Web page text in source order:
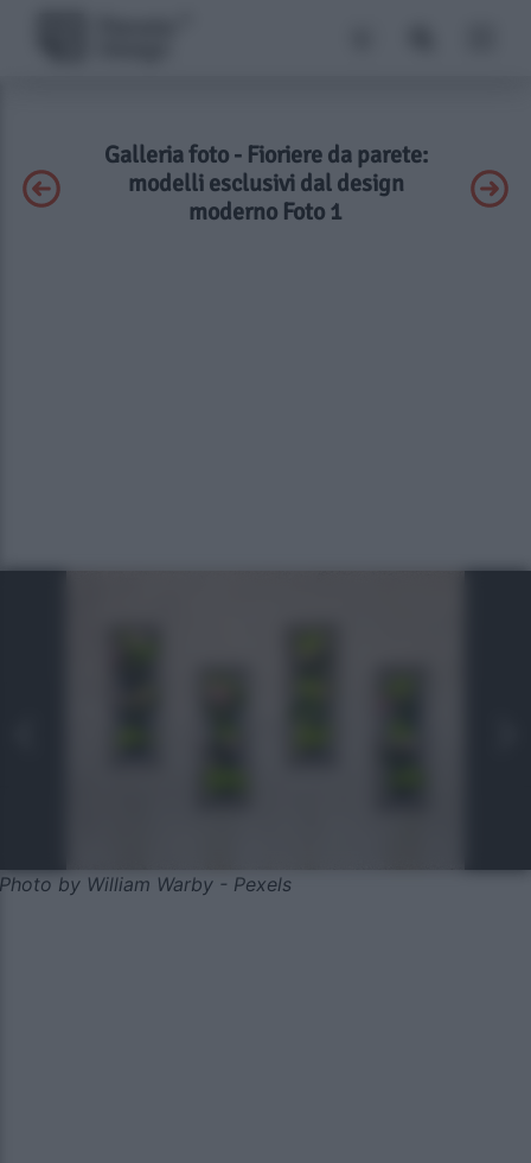
Galleria foto - Fioriere da parete:
modelli esclusivi dal design
moderno Foto 1
Photo by William Warby - Pexels